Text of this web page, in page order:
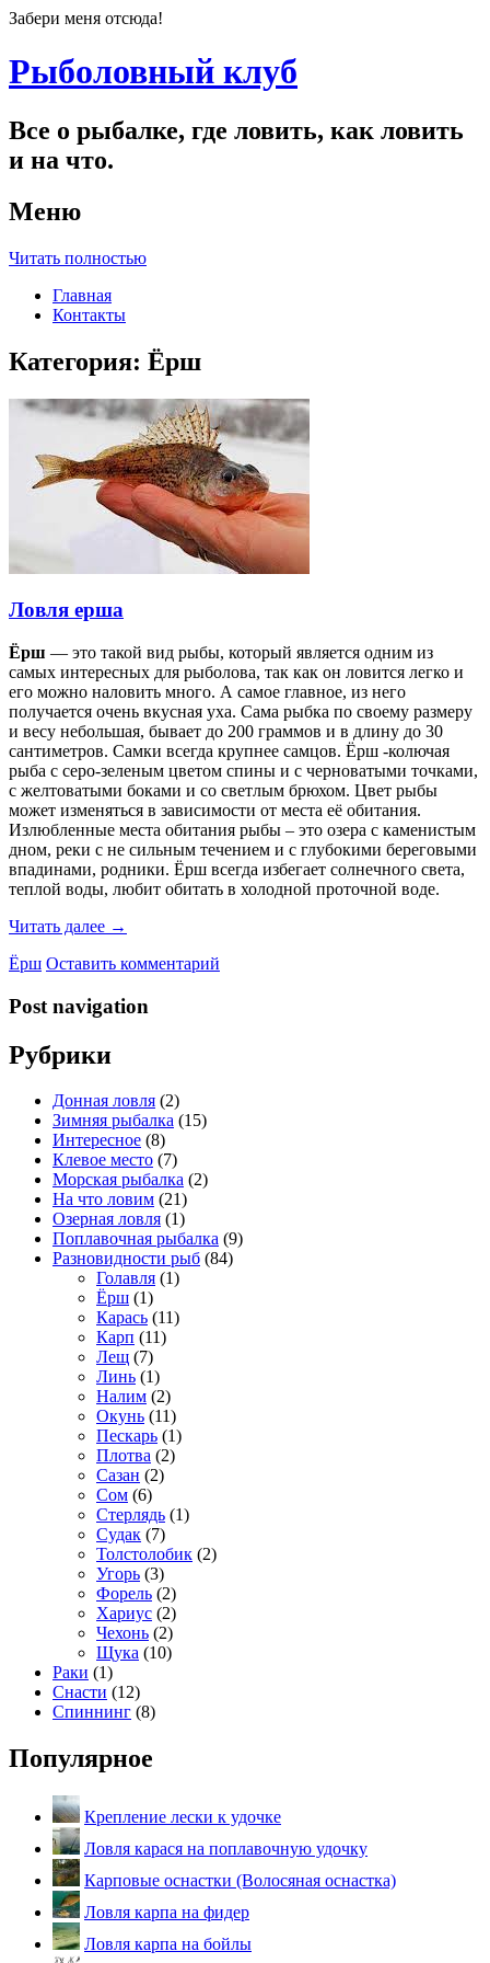
Забери меня отсюда!
Рыболовный клуб
Все о рыбалке, где ловить, как ловить
и на что.
Меню
Читать полностью
Главная
Контакты
Категория: Ёрш
Ловля ерша
Ёрш — это такой вид рыбы, который является одним из
самых интересных для рыболова, так как он ловится легко и
его можно наловить много. А самое главное, из него
получается очень вкусная уха. Сама рыбка по своему размеру
и весу небольшая, бывает до 200 граммов и в длину до 30
сантиметров. Самки всегда крупнее самцов. Ёрш -колючая
рыба с серо-зеленым цветом спины и с черноватыми точками,
с желтоватыми боками и со светлым брюхом. Цвет рыбы
может изменяться в зависимости от места её обитания.
Излюбленные места обитания рыбы – это озера с каменистым
дном, реки с не сильным течением и с глубокими береговыми
впадинами, родники. Ёрш всегда избегает солнечного света,
теплой воды, любит обитать в холодной проточной воде.
Читать далее →
Ёрш Оставить комментарий
Post navigation
Рубрики
Донная ловля (2)
Зимняя рыбалка (15)
Интересное (8)
Клевое место (7)
Морская рыбалка (2)
На что ловим (21)
Озерная ловля (1)
Поплавочная рыбалка (9)
Разновидности рыб (84)
Голавля (1)
Ёрш (1)
Карась (11)
Карп (11)
Лещ (7)
Линь (1)
Налим (2)
Окунь (11)
Пескарь (1)
Плотва (2)
Сазан (2)
Сом (6)
Стерлядь (1)
Судак (7)
Толстолобик (2)
Угорь (3)
Форель (2)
Хариус (2)
Чехонь (2)
Щука (10)
Раки (1)
Снасти (12)
Спиннинг (8)
Популярное
Крепление лески к удочке
Ловля карася на поплавочную удочку
Карповые оснастки (Волосяная оснастка)
Ловля карпа на фидер
Ловля карпа на бойлы